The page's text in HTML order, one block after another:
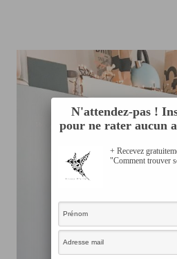
N'attendez-pas !
pour ne rater aucun
+ Recevez
"Comment trouver